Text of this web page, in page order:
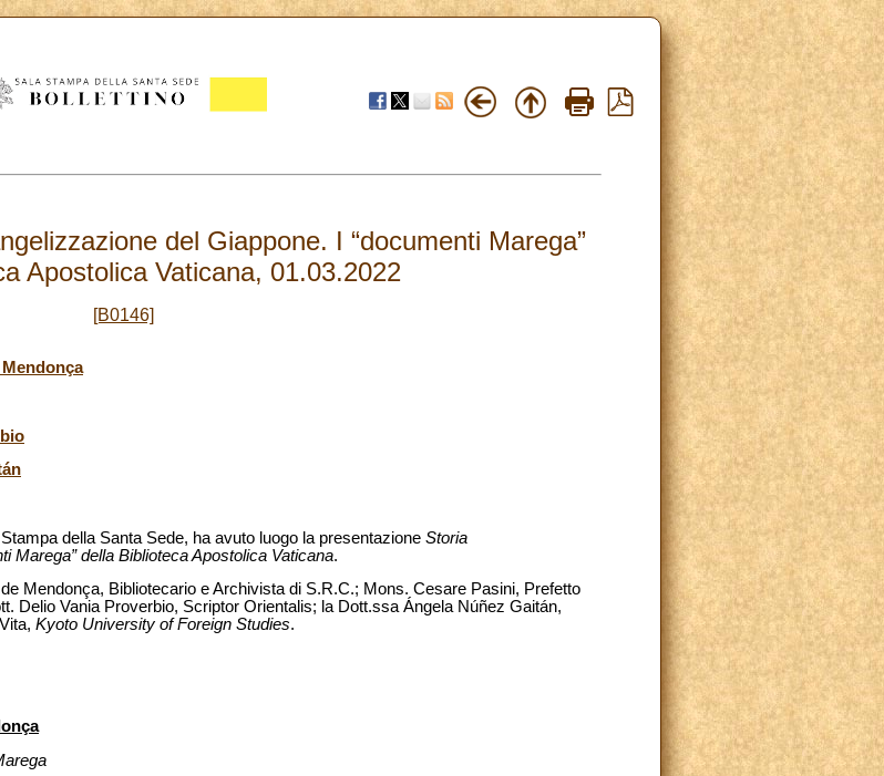
del Giappone. I “documenti Marega”
Apostolica Vaticana, 01.03.2022
[B0146]
della Santa Sede, ha avuto luogo la presentazione Storia
Marega” della Biblioteca Apostolica Vaticana.
Mendonça, Bibliotecario e Archivista di S.R.C.; Mons. Cesare Pasini, Prefetto
Delio Vania Proverbio, Scriptor Orientalis; la Dott.ssa Ángela Núñez Gaitán,
Kyoto University of Foreign Studies.